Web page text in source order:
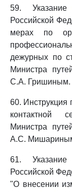
59. Указание
Российской
мерах по
дежурных по
Министра
С.А. Гришиным.
60. Инструкция
контактной
Министра
А.С.
61. Указание
Российской
"О внесении